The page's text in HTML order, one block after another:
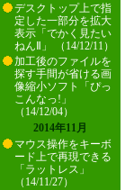
デスクトップ上で指
定した一部分を拡大
表示「でかく見たい
ねんⅡ」 （14/12/11）
加工後のファイルを
探す手間が省ける画
像縮小ソフト「ぴっ
こんなっ!」
（14/12/04）
2014年11月
マウス操作をキーボ
ード上で再現できる
「ラットレス」
（14/11/27）